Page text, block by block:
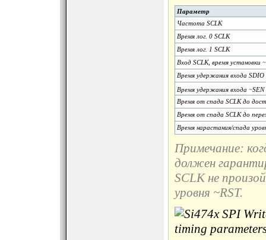
Параметр
Частота SCLK
Время лог. 0 SCLK
Время лог. 1 SCLK
Вход SCLK, время установки
Время удержания входа SDIO
Время удержания входа ~SEN
Время от спада SCLK до
Время от спада SCLK до
Время нарастания/спада
Примечание:
должен
SCLK не
уровня ~RST.